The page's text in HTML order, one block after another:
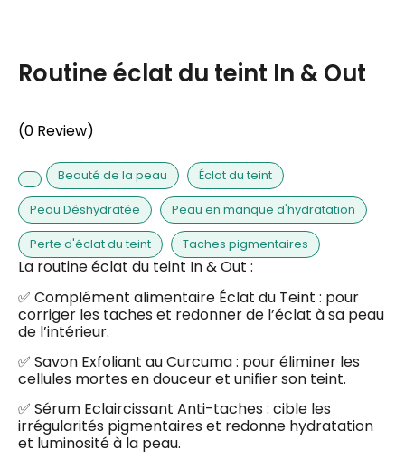
Routine éclat du teint In & Out
(0 Review)
Beauté de la peau Éclat du teint
Peau Déshydratée Peau en manque d'hydratation
Perte d'éclat du teint Taches pigmentaires
La routine éclat du teint In & Out :
✅ Complément alimentaire Éclat du Teint : pour
corriger les taches et redonner de l’éclat à sa peau
de l’intérieur.
✅ Savon Exfoliant au Curcuma : pour éliminer les
cellules mortes en douceur et unifier son teint.
✅ Sérum Eclaircissant Anti-taches : cible les
irrégularités pigmentaires et redonne hydratation
et luminosité à la peau.